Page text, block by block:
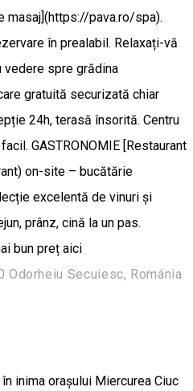
masaj](https://pava.ro/spa).
în prealabil. Relaxați-vă
spre grădina
gratuită securizată chiar
24h, terasă însorită. Centru
GASTRONOMIE [Restaurant
on-site – bucătărie
excelentă de vinuri și
prânz, cină la un pas.
bun preț aici
Secuiesc, Románia
inima orașului Miercurea Ciuc